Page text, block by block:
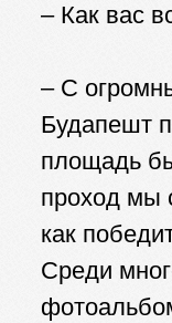
– Как вас
– С
Будапешт
площадь
проход мы
как
Среди